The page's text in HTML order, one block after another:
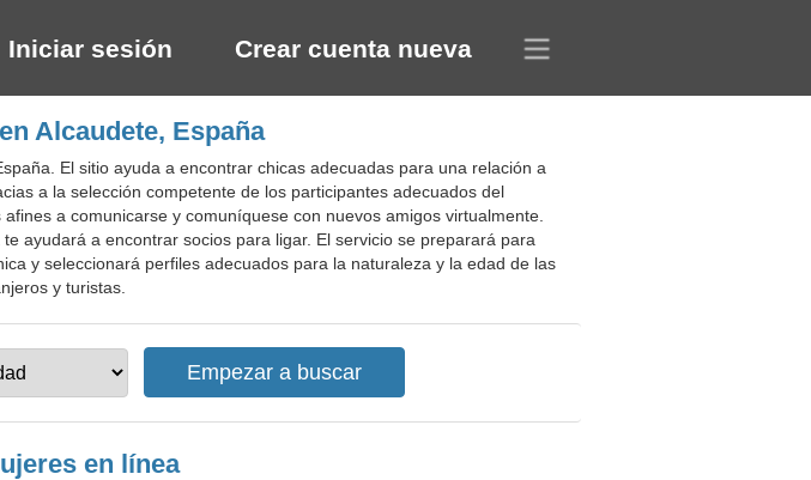
Iniciar sesión Crear cuenta nueva
Alcaudete, España
El sitio ayuda a encontrar chicas adecuadas para una relación a
a la selección competente de los participantes adecuados del
a comunicarse y comuníquese con nuevos amigos virtualmente.
ayudará a encontrar socios para ligar. El servicio se preparará para
y seleccionará perfiles adecuados para la naturaleza y la edad de las
y turistas.
en línea